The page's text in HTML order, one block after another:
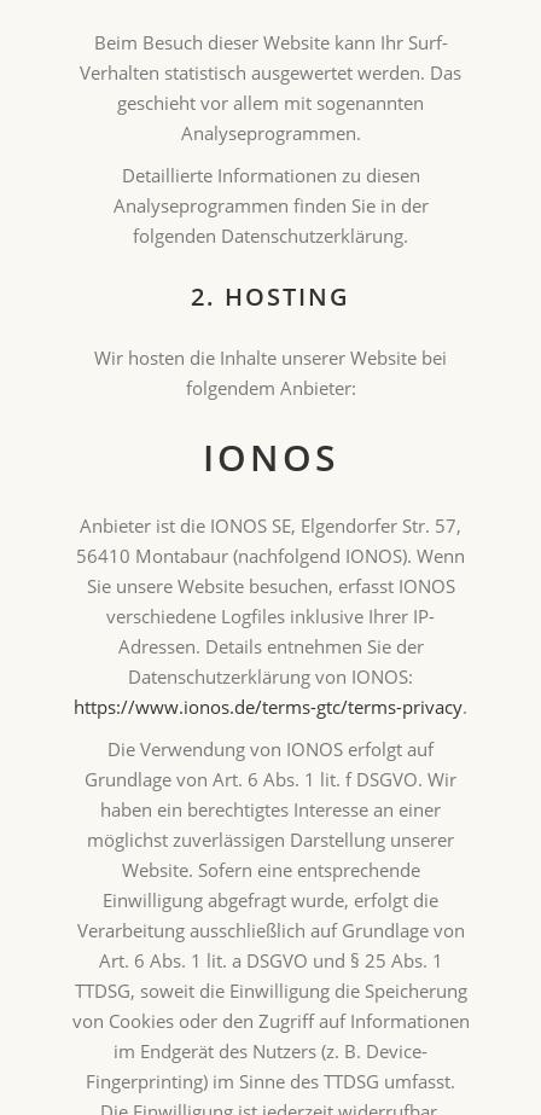
Beim Besuch dieser Website kann Ihr Surf-
Verhalten statistisch ausgewertet werden. Das
geschieht vor allem mit sogenannten
Analyseprogrammen.
Detaillierte Informationen zu diesen
Analyseprogrammen finden Sie in der
folgenden Datenschutzerklärung.
2. HOSTING
Wir hosten die Inhalte unserer Website bei
folgendem Anbieter:
IONOS
Anbieter ist die IONOS SE, Elgendorfer Str. 57,
56410 Montabaur (nachfolgend IONOS). Wenn
Sie unsere Website besuchen, erfasst IONOS
verschiedene Logfiles inklusive Ihrer IP-
Adressen. Details entnehmen Sie der
Datenschutzerklärung von IONOS:
https://www.ionos.de/terms-gtc/terms-privacy.
Die Verwendung von IONOS erfolgt auf
Grundlage von Art. 6 Abs. 1 lit. f DSGVO. Wir
haben ein berechtigtes Interesse an einer
möglichst zuverlässigen Darstellung unserer
Website. Sofern eine entsprechende
Einwilligung abgefragt wurde, erfolgt die
Verarbeitung ausschließlich auf Grundlage von
Art. 6 Abs. 1 lit. a DSGVO und § 25 Abs. 1
TTDSG, soweit die Einwilligung die Speicherung
von Cookies oder den Zugriff auf Informationen
im Endgerät des Nutzers (z. B. Device-
Fingerprinting) im Sinne des TTDSG umfasst.